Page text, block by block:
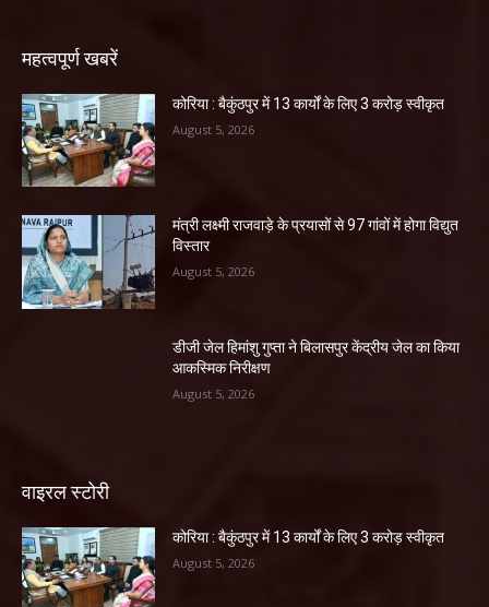
महत्वपूर्ण खबरें
कोरिया : बैकुंठपुर में 13 कार्यों के लिए 3 करोड़ स्वीकृत
August 5, 2026
मंत्री लक्ष्मी राजवाड़े के प्रयासों से 97 गांवों में होगा विद्युत
विस्तार
August 5, 2026
डीजी जेल हिमांशु गुप्ता ने बिलासपुर केंद्रीय जेल का किया
आकस्मिक निरीक्षण
August 5, 2026
वाइरल स्टोरी
कोरिया : बैकुंठपुर में 13 कार्यों के लिए 3 करोड़ स्वीकृत
August 5, 2026